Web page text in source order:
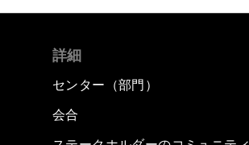
詳細
センター（部門）
会合